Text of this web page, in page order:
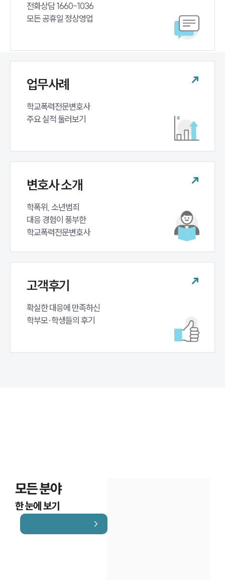
학교폭력대응팀 업무
학교폭력전문변호사
법률서식
뉴스레터/브로슈어
전화상담 1660-1036
모든 공휴일 정상영업
업무사례
학교폭력전문변호사
주요 실적 둘러보기
변호사 소개
학폭위, 소년범죄
대응 경험이 풍부한
학교폭력전문변호사
고객후기
확실한 대응에 만족하신
학부모·학생들의 후기
모든 분야
한 눈에 보기